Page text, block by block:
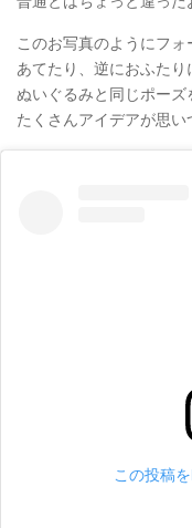
このお写真のようにフ
あてたり、逆におふたり
ぬいぐるみと同じポーズ
たくさんアイデアが思い
この投稿